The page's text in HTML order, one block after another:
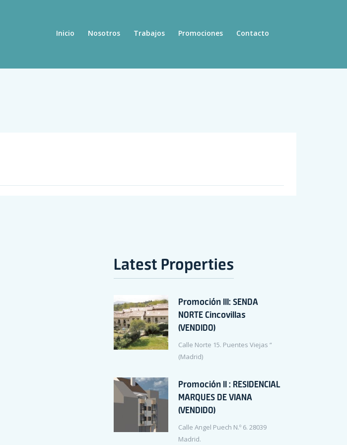
Inicio Nosotros Trabajos Promociones Contacto
Latest Properties
Promoción III: SENDA
NORTE Cincovillas
(VENDIDO)
Calle Norte 15. Puentes Viejas “
(Madrid)
Promoción II : RESIDENCIAL
MARQUES DE VIANA
(VENDIDO)
Calle Angel Puech N.º 6. 28039
Madrid.